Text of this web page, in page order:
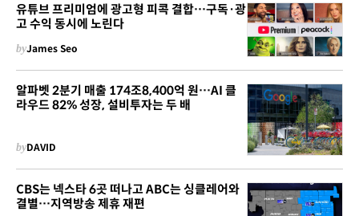
유튜브 프리미엄에 광고형 피콕 결합…구독·광
고 수익 동시에 노린다
byJames Seo
알파벳 2분기 매출 174조8,400억 원…AI 클
라우드 82% 성장, 설비투자는 두 배
byDAVID
CBS는 넥스타 6곳 떠나고 ABC는 싱클레어와
결별…지역방송 제휴 재편